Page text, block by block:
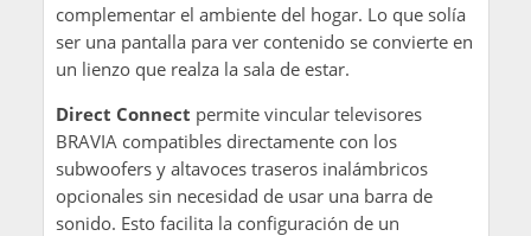
complementar el ambiente del hogar. Lo que solía
ser una pantalla para ver contenido se convierte en
un lienzo que realza la sala de estar.
Direct Connect permite vincular televisores
BRAVIA compatibles directamente con los
subwoofers y altavoces traseros inalámbricos
opcionales sin necesidad de usar una barra de
sonido. Esto facilita la configuración de un